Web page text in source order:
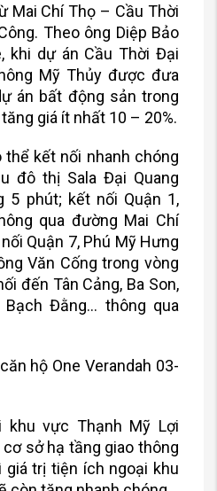
Mai Chí Thọ – Cầu Thời
Theo ông Diệp Bảo
khi dự án Cầu Thời Đại
Mỹ Thủy được đưa
án bất động sản trong
giá ít nhất 10 – 20%.
kết nối nhanh chóng
đô thị Sala Đại Quang
5 phút; kết nối Quận 1,
qua đường Mai Chí
Quận 7, Phú Mỹ Hưng
Văn Cống trong vòng
đến Tân Cảng, Ba Son,
Bạch Đằng… thông qua
khu vực Thạnh Mỹ Lợi
sở hạ tầng giao thông
trị tiện ích ngoại khu